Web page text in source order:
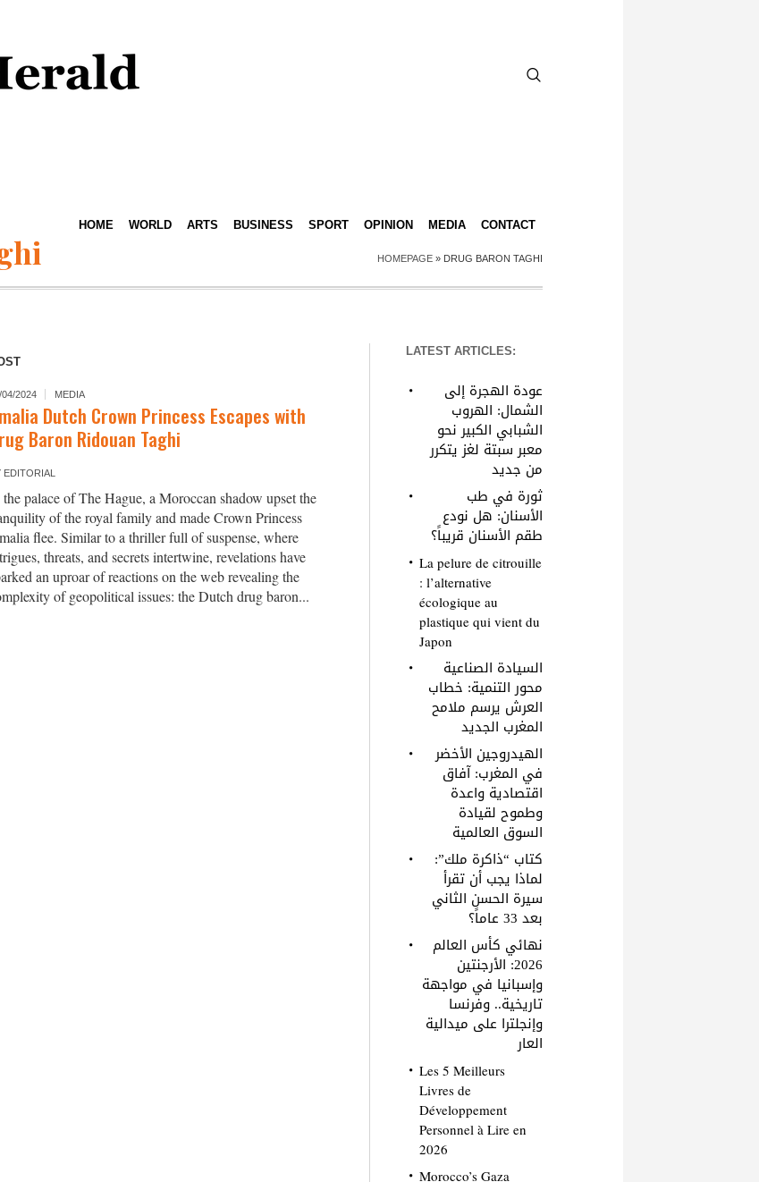
HOME WORLD ARTS BUSINESS SPORT OPINION MEDIA CONTACT
HOMEPAGE » DRUG BARON TAGHI
04/2024 MEDIA
Dutch Crown Princess Escapes with
Baron Ridouan Taghi
EDITORIAL
palace of The Hague, a Moroccan shadow upset the
of the royal family and made Crown Princess
flee. Similar to a thriller full of suspense, where
threats, and secrets intertwine, revelations have
an uproar of reactions on the web revealing the
of geopolitical issues: the Dutch drug baron...
LATEST ARTICLES:
عودة الهجرة إلى
الشمال: الهروب
الشبابي الكبير نحو
معبر سبتة لغز يتكرر
من جديد
ثورة في طب
الأسنان: هل نودع
طقم الأسنان قريباً؟
La pelure de citrouille
: l’alternative
écologique au
plastique qui vient du
Japon
السيادة الصناعية
محور التنمية: خطاب
العرش يرسم ملامح
المغرب الجديد
الهيدروجين الأخضر
في المغرب: آفاق
اقتصادية واعدة
وطموح لقيادة
السوق العالمية
كتاب “ذاكرة ملك”:
لماذا يجب أن تقرأ
سيرة الحسن الثاني
بعد 33 عاماً؟
نهائي كأس العالم
2026: الأرجنتين
وإسبانيا في مواجهة
تاريخية.. وفرنسا
وإنجلترا على ميدالية
العار
Les 5 Meilleurs
Livres de
Développement
Personnel à Lire en
2026
Morocco’s Gaza